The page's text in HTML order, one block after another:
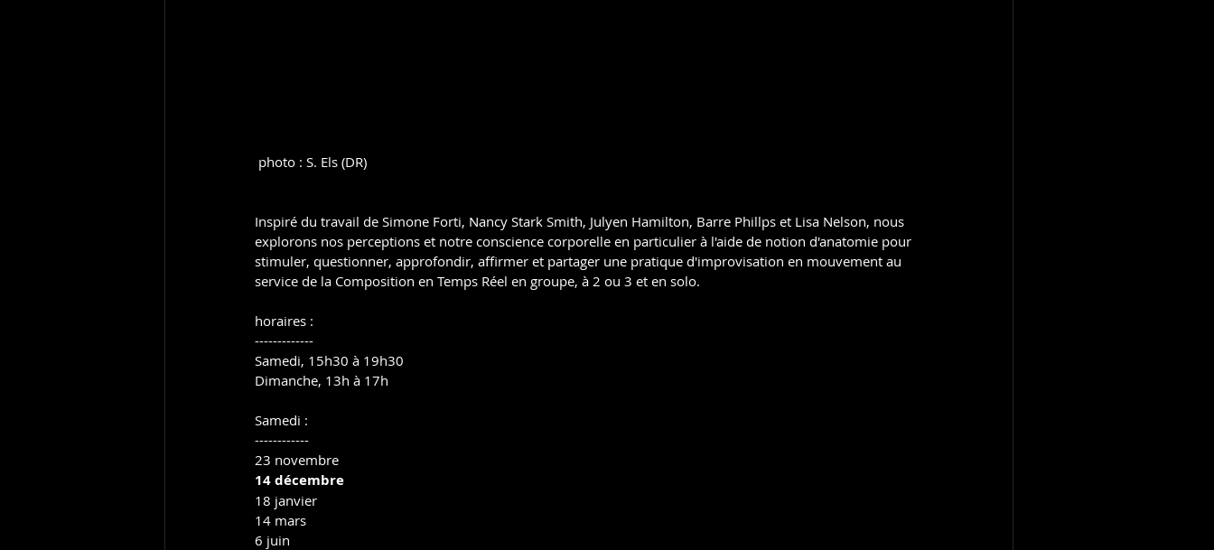
photo : S. Els (DR)
Inspiré du travail de Simone Forti, Nancy Stark Smith, Julyen Hamilton, Barre Phillps et Lisa Nelson, nous
explorons nos perceptions et notre conscience corporelle en particulier à l'aide de notion d'anatomie pour
stimuler, questionner, approfondir, affirmer et partager une pratique d'improvisation en mouvement au
service de la Composition en Temps Réel en groupe, à 2 ou 3 et en solo.
horaires :
-------------
Samedi, 15h30 à 19h30
Dimanche, 13h à 17h
Samedi :
------------
23 novembre
14 décembre
18 janvier
14 mars
6 juin